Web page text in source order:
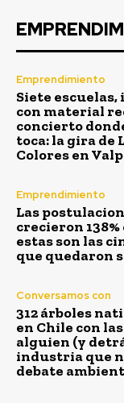
Emprendimiento
Siete
con material
concierto
toca: la gira de
Colores en
Emprendimiento
Las
crecieron
estas son las
que quedaron
Conversamos con
312 árboles
en Chile con
alguien (y
industria que
debate